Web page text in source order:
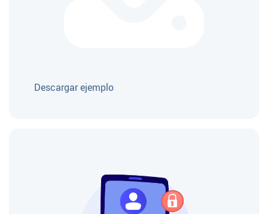
Descargar ejemplo